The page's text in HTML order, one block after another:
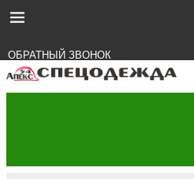
ОБРАТНЫЙ ЗВОНОК